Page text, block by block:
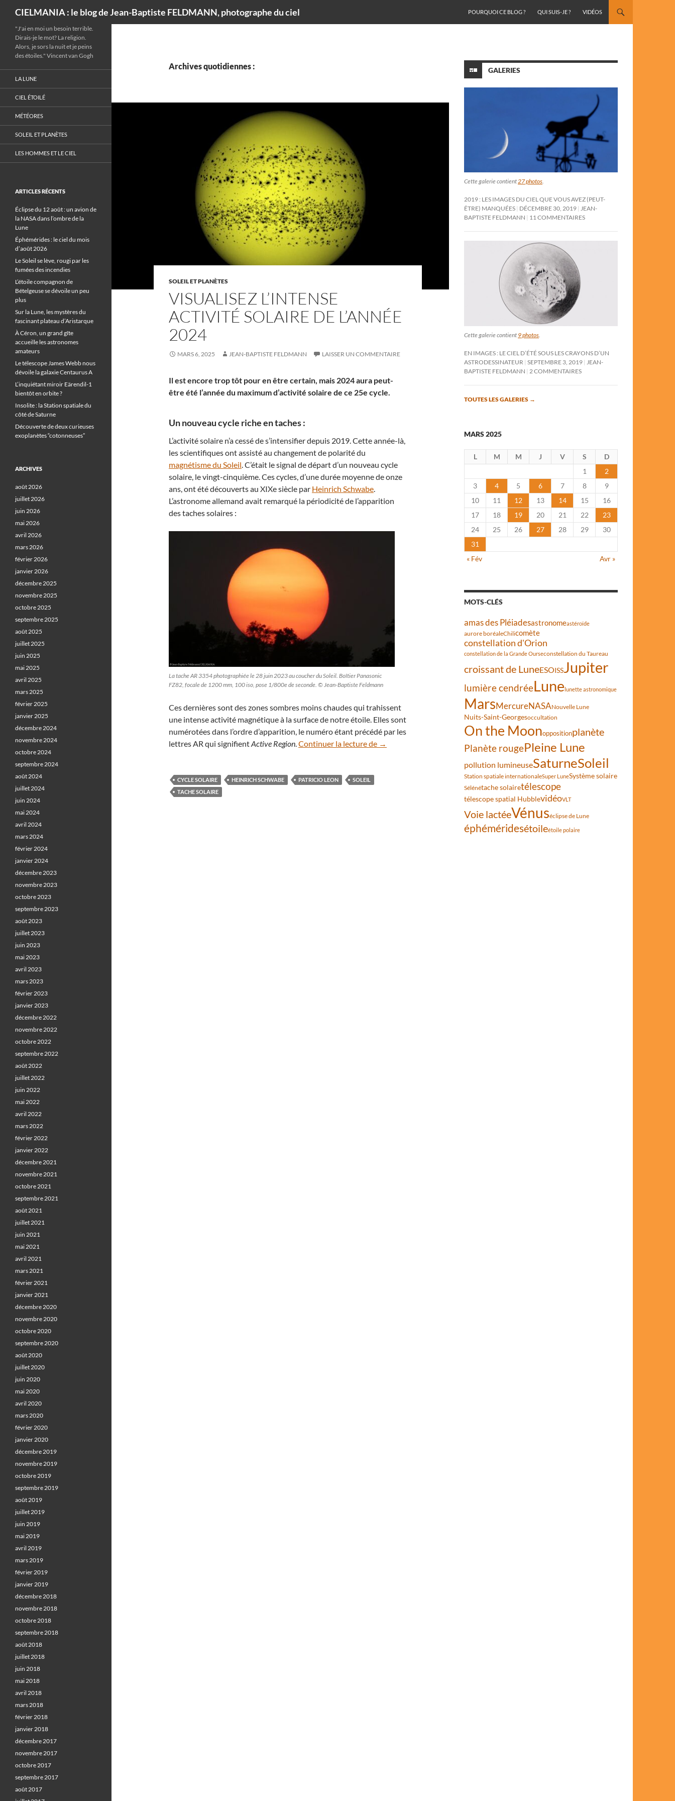
CIELMANIA : le blog de Jean-Baptiste FELDMANN, photographe du ciel
POURQUOI CE BLOG ?
QUI SUIS-JE ? VIDÉOS
Archives quotidiennes :
SOLEIL ET PLANÈTES
VISUALISEZ L’INTENSE
ACTIVITÉ SOLAIRE DE L’ANNÉE
2024
MARS 6, 2025 JEAN-BAPTISTE FELDMANN LAISSER UN COMMENTAIRE
Il est encore trop tôt pour en être certain, mais 2024 aura peut-
être été l’année du maximum d’activité solaire de ce 25e cycle.
Un nouveau cycle riche en taches :
L’activité solaire n’a cessé de s’intensifier depuis 2019. Cette année-là,
les scientifiques ont assisté au changement de polarité du
magnétisme du Soleil. C’était le signal de départ d’un nouveau cycle
solaire, le vingt-cinquième. Ces cycles, d’une durée moyenne de onze
ans, ont été découverts au XIXe siècle par Heinrich Schwabe.
L’astronome allemand avait remarqué la périodicité de l’apparition
des taches solaires :
La tache AR 3354 photographiée le 28 juin 2023 au coucher du Soleil. Boîtier Panasonic
FZ82, focale de 1200 mm, 100 iso, pose 1/800e de seconde. © Jean-Baptiste Feldmann
Ces dernières sont des zones sombres moins chaudes qui trahissent
une intense activité magnétique à la surface de notre étoile. Elles sont
numérotées dans l’ordre d’apparition, le numéro étant précédé par les
lettres AR qui signifientActive Region.Continuer la lecture de Visualisez l’intense activité solaire de l’année 2024
→
CYCLE SOLAIRE HEINRICH SCHWABE PATRICIO LEON
SOLEIL
TACHE SOLAIRE
GALERIES
Cette galerie contient27 photos.
2019 : LES IMAGES DU CIEL QUE VOUS AVEZ (PEUT-
ÊTRE) MANQUÉES DÉCEMBRE 30, 2019 JEAN-
BAPTISTE FELDMANN
11 COMMENTAIRES
Cette galerie contient 9 photos
EN IMAGES : LE CIEL D’ÉTÉ SOUS LES CRAYONS D’UN
ASTRODESSINATEUR SEPTEMBRE 3, 2019
JEAN-
BAPTISTE FELDMANN
2 COMMENTAIRES
TOUTES LES GALERIES →
MARS 2025
L M M J V S
D
1
2
3
4 5 6 7 8
9
10
11 12 13 14 15
16
17
18 19 20 21 22
23
24
25 26 27 28 29
30
31
« Fév
Avr »
MOTS-CLÉS
amas des Pléiadesastronomeastéroïde
aurore boréaleChilicomète
constellation d'Orion
constellation de la Grande Ourseconstellation du Taureau
croissant de LuneESOISSJupiter
lumière cendréeLunelunette astronomique
MarsMercureNASANouvelle Lune
Nuits-Saint-Georgesoccultation
On the Moonoppositionplanète
Planète rougePleine Lune
pollution lumineuseSaturneSoleil
Station spatiale internationaleSuper LuneSystème solaire
Sélénétache solairetélescope
télescope spatial HubblevidéoVLT
Voie lactéeVénuséclipse de Lune
éphéméridesétoileétoile polaire
"J'ai en moi un besoin terrible.
Dirais-je le mot? La religion.
Alors, je sors la nuit et je peins
des étoiles." Vincent van Gogh
LA LUNE
CIEL ÉTOILÉ
MÉTÉORES
SOLEIL ET PLANÈTES
LES HOMMES ET LE CIEL
ARTICLES RÉCENTS
Éclipse du 12 août : un avion de
la NASA dans l’ombre de la
Lune
Éphémérides : le ciel du mois
d’août 2026
Le Soleil se lève, rougi par les
fumées des incendies
L’étoile compagnon de
Bételgeuse se dévoile un peu
plus
Sur la Lune, les mystères du
fascinant plateau d’Aristarque
À Céron, un grand gîte
accueille les astronomes
amateurs
Le télescope James Webb nous
dévoile la galaxie Centaurus A
L’inquiétant miroir Eärendil-1
bientôt en orbite ?
Insolite : la Station spatiale du
côté de Saturne
Découverte de deux curieuses
exoplanètes “cotonneuses”
ARCHIVES
août 2026
juillet 2026
juin 2026
mai 2026
avril 2026
mars 2026
février 2026
janvier 2026
décembre 2025
novembre 2025
octobre 2025
septembre 2025
août 2025
juillet 2025
juin 2025
mai 2025
avril 2025
mars 2025
février 2025
janvier 2025
décembre 2024
novembre 2024
octobre 2024
septembre 2024
août 2024
juillet 2024
juin 2024
mai 2024
avril 2024
mars 2024
février 2024
janvier 2024
décembre 2023
novembre 2023
octobre 2023
septembre 2023
août 2023
juillet 2023
juin 2023
mai 2023
avril 2023
mars 2023
février 2023
janvier 2023
décembre 2022
novembre 2022
octobre 2022
septembre 2022
août 2022
juillet 2022
juin 2022
mai 2022
avril 2022
mars 2022
février 2022
janvier 2022
décembre 2021
novembre 2021
octobre 2021
septembre 2021
août 2021
juillet 2021
juin 2021
mai 2021
avril 2021
mars 2021
février 2021
janvier 2021
décembre 2020
novembre 2020
octobre 2020
septembre 2020
août 2020
juillet 2020
juin 2020
mai 2020
avril 2020
mars 2020
février 2020
janvier 2020
décembre 2019
novembre 2019
octobre 2019
septembre 2019
août 2019
juillet 2019
juin 2019
mai 2019
avril 2019
mars 2019
février 2019
janvier 2019
décembre 2018
novembre 2018
octobre 2018
septembre 2018
août 2018
juillet 2018
juin 2018
mai 2018
avril 2018
mars 2018
février 2018
janvier 2018
décembre 2017
novembre 2017
octobre 2017
septembre 2017
août 2017